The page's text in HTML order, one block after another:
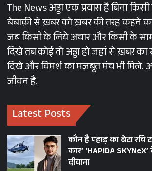
The News अड्डा एक प्रयास है बिना किसी
बेबाक़ी से ख़बर को ख़बर की तरह कहने
जब किसी के लिये अचार और किसी के
दिखे तब कोई तो अड्डा हो जहां से ख़बर का
दिखे और विमर्श का मज़बूत मंच भी मिले.
जीवन है.
Latest Posts
कौन है पहाड़ का बेटा रवि
कार’ ‘HAPIDA
दीवाना